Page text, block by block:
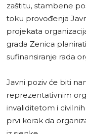
zaštitu, stambene
toku provođenja
projekata
grada Zenica
sufinansiranje rada
Javni poziv će biti
reprezentativnim
invaliditetom i
prvi korak da